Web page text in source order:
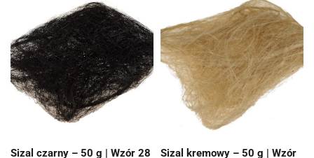
Sizal czarny – 50 g | Wzór 28
Sizal kremowy – 50 g | Wzór